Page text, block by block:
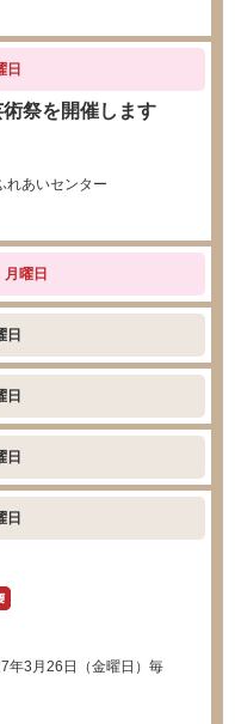
日
祭を開催します
れあいセンター
月曜日
日
日
日
日
年3月26日（金曜日）毎